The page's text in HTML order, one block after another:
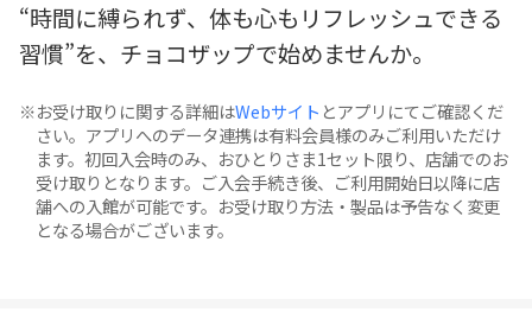
“時間に縛られず、体も心もリフレッシュできる
習慣”を、チョコザップで始めませんか。
お受け取りに関する詳細はWebサイト とアプリにてご確認くだ
さい。アプリへのデータ連携は有料会員様のみご利用いただけ
ます。初回入会時のみ、おひとりさま1セット限り、店舗でのお
受け取りとなります。ご入会手続き後、ご利用開始日以降に店
舗への入館が可能です。お受け取り方法・製品は予告なく変更
となる場合がございます。